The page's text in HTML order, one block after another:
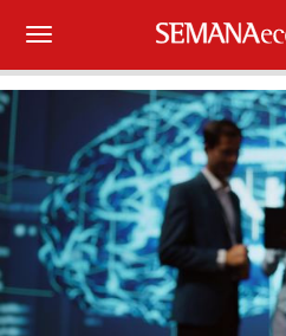
Suscríbase
Iniciar sesión
Portada
¿Qué está pasando?
Sectores y Empresas